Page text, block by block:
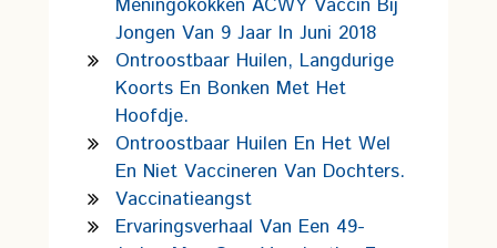
Meningokokken ACWY Vaccin Bij
Jongen Van 9 Jaar In Juni 2018
Ontroostbaar Huilen, Langdurige
Koorts En Bonken Met Het
Hoofdje.
Ontroostbaar Huilen En Het Wel
En Niet Vaccineren Van Dochters.
Vaccinatieangst
Ervaringsverhaal Van Een 49-